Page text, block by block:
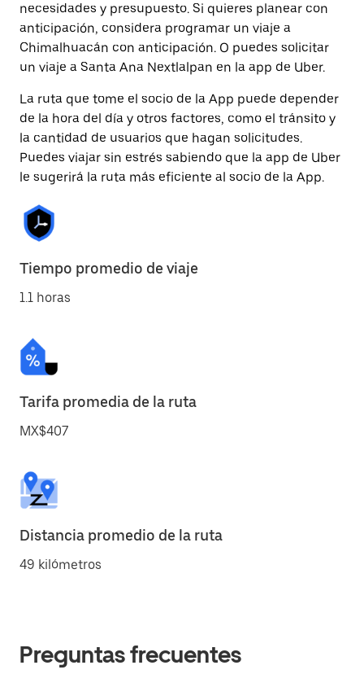
necesidades y presupuesto. Si quieres planear con
anticipación, considera programar un viaje a
Chimalhuacán con anticipación. O puedes solicitar
un viaje a Santa Ana Nextlalpan en la app de Uber.
La ruta que tome el socio de la App puede depender
de la hora del día y otros factores, como el tránsito y
la cantidad de usuarios que hagan solicitudes.
Puedes viajar sin estrés sabiendo que la app de Uber
le sugerirá la ruta más eficiente al socio de la App.
Tiempo promedio de viaje
1.1 horas
Tarifa promedia de la ruta
MX$407
Distancia promedio de la ruta
49 kilómetros
Preguntas frecuentes